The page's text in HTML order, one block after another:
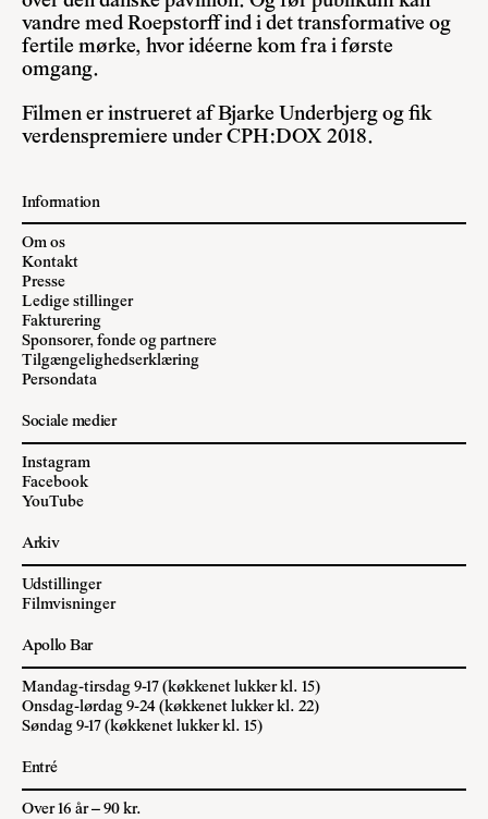
vandre med Roepstorff ind i det transformative og
fertile mørke, hvor idéerne kom fra i første
omgang.
Filmen er instrueret af Bjarke Underbjerg og fik
verdenspremiere under CPH:DOX 2018.
Information
Om os
Kontakt
Presse
Ledige stillinger
Fakturering
Sponsorer, fonde og partnere
Tilgængelighedserklæring
Persondata
Sociale medier
Instagram
Facebook
YouTube
Arkiv
Udstillinger
Filmvisninger
Apollo Bar
Mandag-tirsdag 9-17 (køkkenet lukker kl. 15)
Onsdag-lørdag 9-24 (køkkenet lukker kl. 22)
Søndag 9-17 (køkkenet lukker kl. 15)
Entré
Over 16 år – 90 kr.